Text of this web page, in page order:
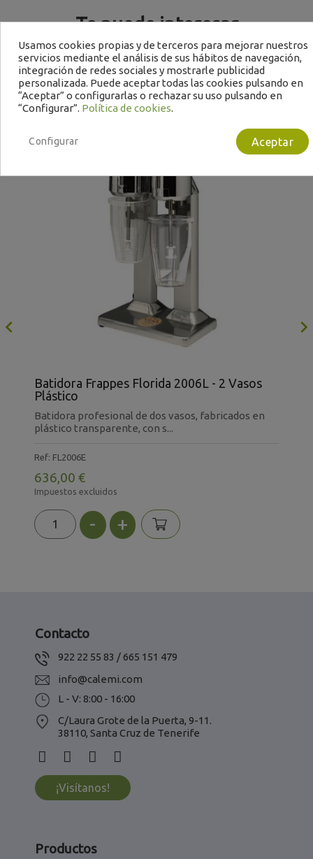
Te puede interesar
Batidora Frappes Florida 2006L - 2 Vasos
Plástico
Batidora profesional de dos vasos, fabricados en
plástico transparente, con s...
Ref: FL2006E
636,00 €
Impuestos excluidos
- +
Contacto
922 22 55 83 / 665 151 479
info@calemi.com
L - V: 8:00 - 16:00
C/Laura Grote de la Puerta, 9-11.
38110, Santa Cruz de Tenerife
¡Visítanos!
Productos
Usamos cookies propias y de terceros para mejorar nuestros
servicios mediante el análisis de sus hábitos de navegación,
integración de redes sociales y mostrarle publicidad
personalizada. Puede aceptar todas las cookies pulsando en
“Aceptar” o configurarlas o rechazar su uso pulsando en
“Configurar”. Política de cookies.
Aceptar
Configurar